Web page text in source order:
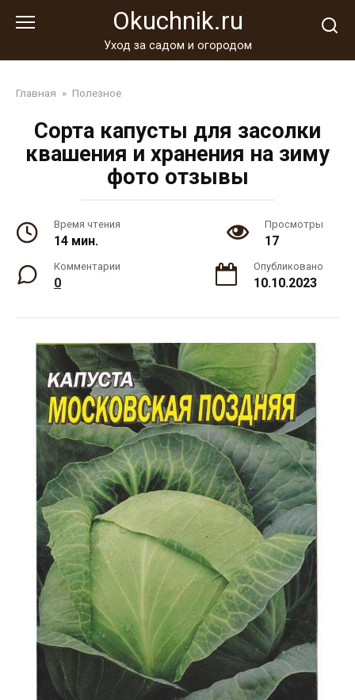
Okuchnik.ru
Уход за садом и огородом
Главная » Полезное
Сорта капусты для засолки
квашения и хранения на зиму
фото отзывы
Время чтения
14 мин.
Просмотры
17
Комментарии
0
Опубликовано
10.10.2023